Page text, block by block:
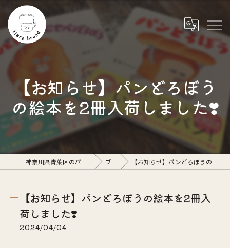
【お知らせ】パンどろぼう
の絵本を2冊入荷しました❣️
ブログ 【お知らせ】パンどろぼうの絵本を2冊入荷しました❣️
【お知らせ】パンどろぼうの絵本を2冊入
荷しました❣️
2024/04/04